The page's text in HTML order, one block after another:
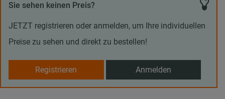
Sie sehen keinen Preis?
JETZT registrieren oder anmelden, um Ihre individuellen
Preise zu sehen und direkt zu bestellen!
Registrieren Anmelden